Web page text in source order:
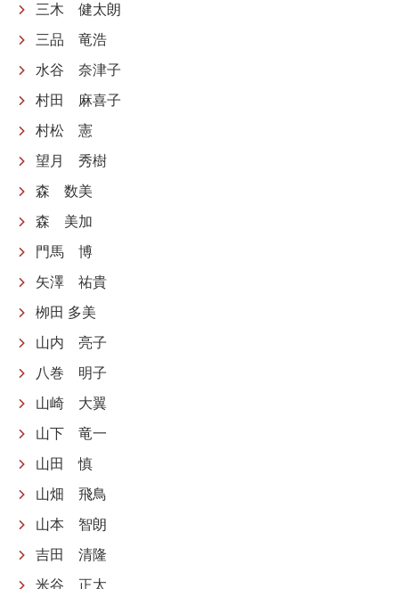
三木 健太朗
三品 竜浩
水谷 奈津子
村田 麻喜子
村松 憲
望月 秀樹
森 数美
森 美加
門馬 博
矢澤 祐貴
栁田 多美
山内 亮子
八巻 明子
山崎 大翼
山下 竜一
山田 慎
山畑 飛鳥
山本 智朗
吉田 清隆
米谷 正太